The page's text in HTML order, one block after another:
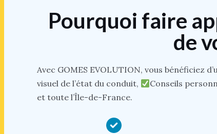
Pourquoi faire
de
Avec GOMES EVOLUTION, vous bénéficiez
visuel de l’état du conduit,
Conseils
et toute l’Île-de-France.